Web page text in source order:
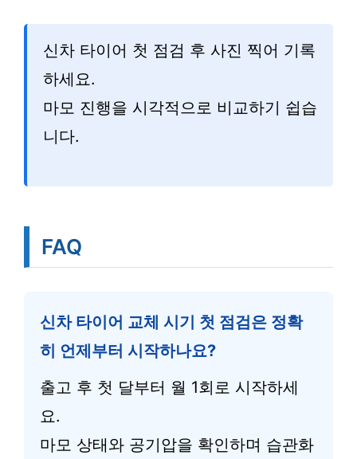
신차 타이어 첫 점검 후 사진 찍어 기록
하세요.
마모 진행을 시각적으로 비교하기 쉽습
니다.
FAQ
신차 타이어 교체 시기 첫 점검은 정확
히 언제부터 시작하나요?
출고 후 첫 달부터 월 1회로 시작하세
요.
마모 상태와 공기압을 확인하며 습관화